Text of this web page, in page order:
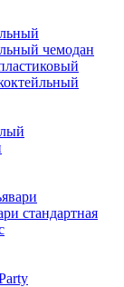
чемодан
стандартная